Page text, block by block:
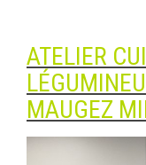
ATELIER
MAUGEZ